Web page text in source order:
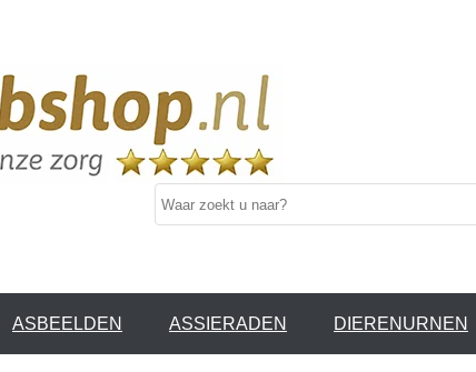
ASBEELDEN ASSIERADEN DIERENURNEN